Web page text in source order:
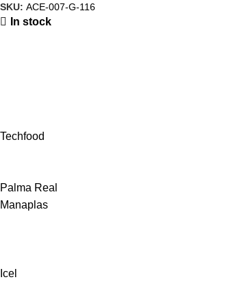
SKU: ACE-007-G-116
In stock
Techfood
Palma Real
Manaplas
Icel